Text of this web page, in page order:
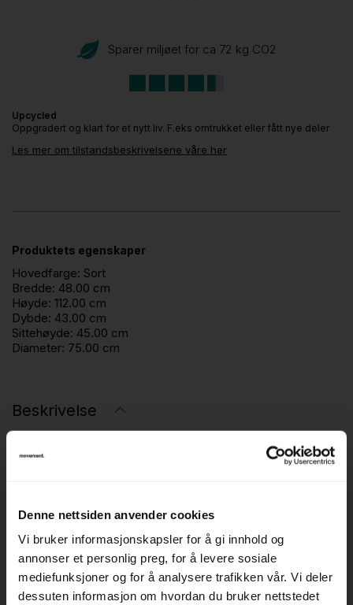
Denne nettsiden anvender cookies
Vi bruker informasjonskapsler for å gi innhold og
annonser et personlig preg, for å levere sosiale
mediefunksjoner og for å analysere trafikken vår. Vi deler
dessuten informasjon om hvordan du bruker nettstedet
Sparer miljøet for ca 72 kg CO2
Upcycled
Oppgradert og klart for et nytt liv. F.eks omtrukket eller fått nye deler
Les mer om tilstandsbeskrivelsene våre her
Produktets egenskaper
Hovedfarge: Sort
Bredde: 48.00 cm
Høyde: 112.00 cm
Dybde: 43.00 cm
Sittehøyde: 45.00 cm
Diameter: 75.00 cm
Beskrivelse
HÅG H04 4600 kontorstol er en ergonomisk og
funksjonell stol designet for moderne arbeidsplasser. Med
komfort gjennom hele arbeidsdagen.
Stolen er utstyrt med HÅGs unike BalancedMovement-
mekanisme, som fremmer naturlig bevegelse og variasjon
i sittende stilling. Fotkrysset i metall gir stabilitet, og setet